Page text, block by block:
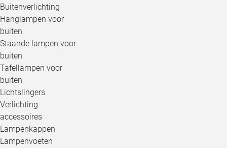
Buitenverlichting
Hanglampen voor
buiten
Staande lampen voor
buiten
Tafellampen voor
buiten
Lichtslingers
Verlichting
accessoires
Lampenkappen
Lampenvoeten